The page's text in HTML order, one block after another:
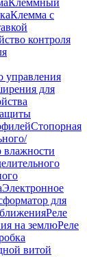
Клеммный
Клемма с
контроля
управления
для
Стопорная
влажности
Электронное
для
Реле
на землюРеле
витой